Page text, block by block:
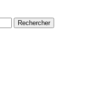
Rechercher